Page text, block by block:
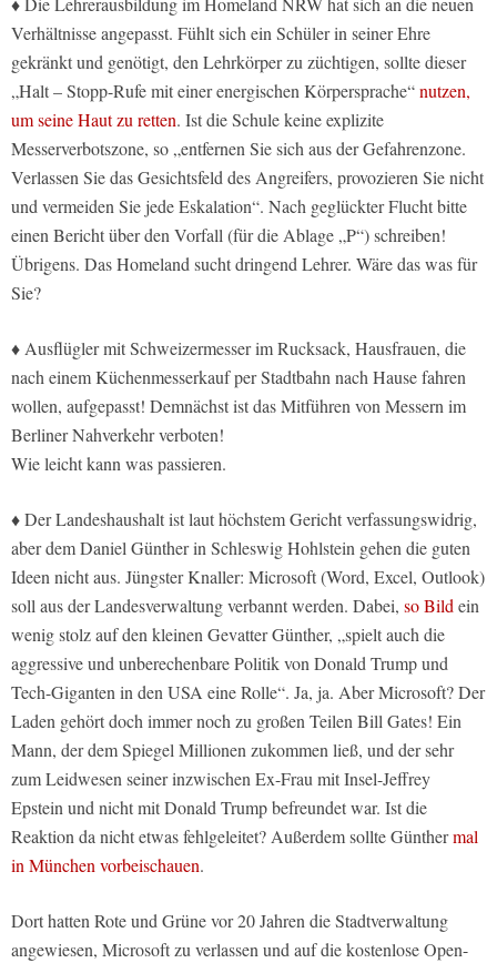
Verhältnisse angepasst. Fühlt sich ein Schüler in seiner Ehre
gekränkt und genötigt, den Lehrkörper zu züchtigen, sollte dieser
„Halt – Stopp-Rufe mit einer energischen Körpersprache“nutzen,
um seine Haut zu retten. Ist die Schule keine explizite
Messerverbotszone, so „entfernen Sie sich aus der Gefahrenzone.
Verlassen Sie das Gesichtsfeld des Angreifers, provozieren Sie nicht
und vermeiden Sie jede Eskalation“. Nach geglückter Flucht bitte
einen Bericht über den Vorfall (für die Ablage „P“) schreiben!
Übrigens. Das Homeland sucht dringend Lehrer. Wäre das was für
Sie?
♦ Ausflügler mit Schweizermesser im Rucksack, Hausfrauen, die
nach einem Küchenmesserkauf per Stadtbahn nach Hause fahren
wollen, aufgepasst! Demnächst ist das Mitführen von Messern im
Berliner Nahverkehr verboten!
Wie leicht kann was passieren.
♦ Der Landeshaushalt ist laut höchstem Gericht verfassungswidrig,
aber dem Daniel Günther in Schleswig Hohlstein gehen die guten
Ideen nicht aus. Jüngster Knaller: Microsoft (Word, Excel, Outlook)
soll aus der Landesverwaltung verbannt werden. Dabei, so Bildein
wenig stolz auf den kleinen Gevatter Günther, „spielt auch die
aggressive und unberechenbare Politik von Donald Trump und
Tech-Giganten in den USA eine Rolle“. Ja, ja. Aber Microsoft? Der
Laden gehört doch immer noch zu großen Teilen Bill Gates! Ein
Mann, der dem Spiegel Millionen zukommen ließ, und der sehr
zum Leidwesen seiner inzwischen Ex-Frau mit Insel-Jeffrey
Epstein und nicht mit Donald Trump befreundet war. Ist die
Reaktion da nicht etwas fehlgeleitet? Außerdem sollte Günthermal
in München vorbeischauen.
Dort hatten Rote und Grüne vor 20 Jahren die Stadtverwaltung
angewiesen, Microsoft zu verlassen und auf die kostenlose Open-